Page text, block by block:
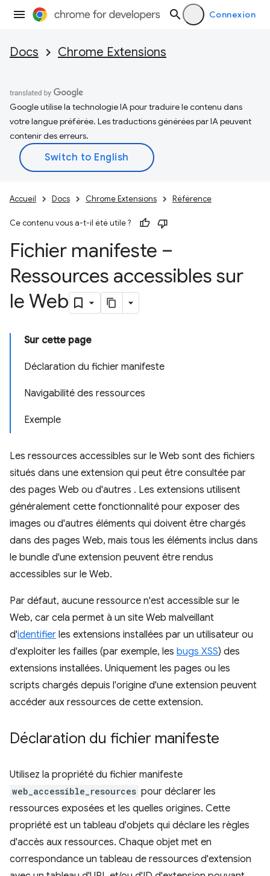
Connexion
Docs Chrome Extensions
Google utilise la technologie IA pour traduire le contenu dans
votre langue préférée. Les traductions générées par IA peuvent
contenir des erreurs.
Accueil Docs Chrome Extensions Référence
Ce contenu vous a-t-il été utile ?
Fichier manifeste –
Ressources accessibles sur
le Web
Sur cette page
Déclaration du fichier manifeste
Navigabilité des ressources
Exemple
Les ressources accessibles sur le Web sont des fichiers
situés dans une extension qui peut être consultée par
des pages Web ou d'autres . Les extensions utilisent
généralement cette fonctionnalité pour exposer des
images ou d'autres éléments qui doivent être chargés
dans des pages Web, mais tous les éléments inclus dans
le bundle d'une extension peuvent être rendus
accessibles sur le Web.
Par défaut, aucune ressource n'est accessible sur le
Web, car cela permet à un site Web malveillant
d'identifier les extensions installées par un utilisateur ou
d'exploiter les failles (par exemple, les bugs XSS) des
extensions installées. Uniquement les pages ou les
scripts chargés depuis l'origine d'une extension peuvent
accéder aux ressources de cette extension.
Déclaration du fichier manifeste
Utilisez la propriété du fichier manifeste
web_accessible_resources pour déclarer les
ressources exposées et les quelles origines. Cette
propriété est un tableau d'objets qui déclare les règles
d'accès aux ressources. Chaque objet met en
correspondance un tableau de ressources d'extension